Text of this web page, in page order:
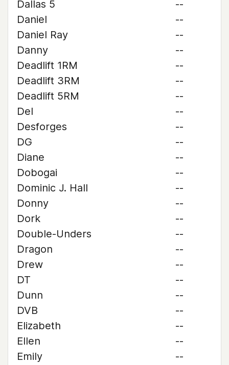
Dallas 5
--
Daniel
--
Daniel Ray
--
Danny
--
Deadlift 1RM
--
Deadlift 3RM
--
Deadlift 5RM
--
Del
--
Desforges
--
DG
--
Diane
--
Dobogai
--
Dominic J. Hall
--
Donny
--
Dork
--
Double-Unders
--
Dragon
--
Drew
--
DT
--
Dunn
--
DVB
--
Elizabeth
--
Ellen
--
Emily
--